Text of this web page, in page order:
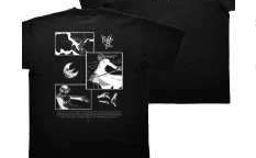
ima
varijanti.
Opcije
mogu
biti